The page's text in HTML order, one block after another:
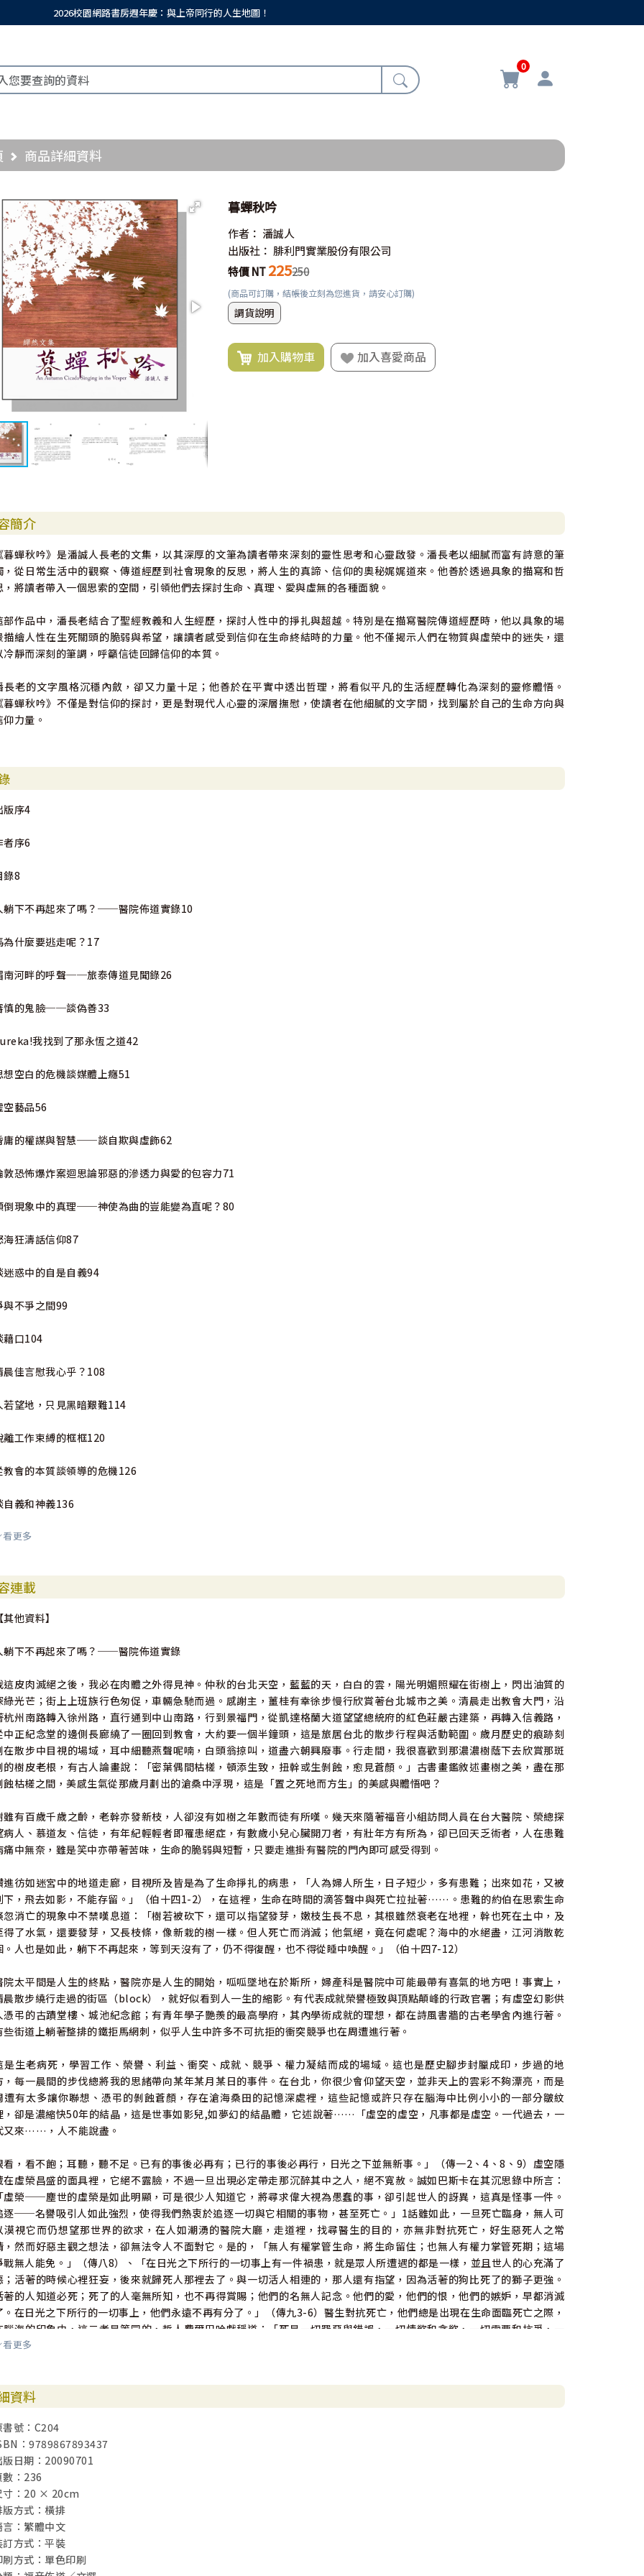
2026校園網路書房週年慶：與上帝同行的人生地圖！
0
商品詳細資料
暮蟬秋吟
作者： 潘誠人
出版社： 腓利門實業股份有限公司
特價 NT225250
(商品可訂購，結帳後立刻為您進貨，請安心訂購)
調貨說明
加入購物車 加入喜愛商品
簡介
暮蟬秋吟》是潘誠人長老的文集，以其深厚的文筆為讀者帶來深刻的靈性思考和心靈啟發。潘長老以細膩而富有詩意的筆
，從日常生活中的觀察、傳道經歷到社會現象的反思，將人生的真諦、信仰的奧秘娓娓道來。他善於透過具象的描寫和哲
，將讀者帶入一個思索的空間，引領他們去探討生命、真理、愛與虛無的各種面貌。
部作品中，潘長老結合了聖經教義和人生經歷，探討人性中的掙扎與超越。特別是在描寫醫院傳道經歷時，他以具象的場
描繪人性在生死關頭的脆弱與希望，讓讀者感受到信仰在生命終結時的力量。他不僅揭示人們在物質與虛榮中的迷失，還
冷靜而深刻的筆調，呼籲信徒回歸信仰的本質。
長老的文字風格沉穩內斂，卻又力量十足；他善於在平實中透出哲理，將看似平凡的生活經歷轉化為深刻的靈修體悟。
暮蟬秋吟》不僅是對信仰的探討，更是對現代人心靈的深層撫慰，使讀者在他細膩的文字間，找到屬於自己的生命方向與
仰力量。
版序4
者序6
錄8
躺下不再起來了嗎？──醫院佈道實錄10
為什麼要逃走呢？17
南河畔的呼聲──旅泰傳道見聞錄26
慎的鬼臉──談偽善33
我找到了那永恆之道42
想空白的危機談媒體上癮51
空藝品56
庸的權謀與智慧──談自欺與虛飾62
敦恐怖爆炸案迴思論邪惡的滲透力與愛的包容力71
倒現象中的真理──神使為曲的豈能變為直呢？80
海狂濤話信仰87
迷惑中的自是自義94
與不爭之間99
藉口104
晨佳言慰我心乎？108
若望地，只見黑暗艱難114
離工作束縛的框框120
教會的本質談領導的危機126
自義和神義136
怒147
離中的盼望158
典的歲月178
切的存在182
化的剎那──談片刻與永恆的關係188
恐懼中釋放──談寬容200
權力的瑪那VS生命的嗎哪208
憂愁216
理必教你們得以自由225
愛心為教會國家代禱232
看更多
連載
其他資料】
躺下不再起來了嗎？──醫院佈道實錄
這皮肉滅絕之後，我必在肉體之外得見神。仲秋的台北天空，藍藍的天，白白的雲，陽光明媚照耀在街樹上，閃出油質的
綠光芒；街上上班族行色匆促，車輛急馳而過。感謝主，薑桂有幸徐步慢行欣賞著台北城市之美。清晨走出教會大門，沿
杭州南路轉入徐州路，直行通到中山南路，行到景福門，從凱達格蘭大道望望總統府的紅色莊嚴古建築，再轉入信義路，
中正紀念堂的邊側長廊繞了一圈回到教會，大約要一個半鐘頭，這是旅居台北的散步行程與活動範圍。歲月歷史的痕跡刻
在散步中目視的場域，耳中細聽燕聲呢喃，白頭翁掠叫，道盡六朝興廢事。行走間，我很喜歡到那濃濃樹蔭下去欣賞那斑
的樹皮老根，有古人論畫說：「密葉偶間枯槎，頓添生致，扭幹或生剝蝕，愈見蒼顏。」古書畫鑑敘述畫樹之美，盡在那
蝕枯槎之間，美感生氣從那歲月劃出的滄桑中浮現，這是「置之死地而方生」的美感與體悟吧？
雖有百歲千歲之齡，老幹亦發新枝，人卻沒有如樹之年數而徒有所嘆。幾天來隨著福音小組訪問人員在台大醫院、榮總探
病人、慕道友、信徒，有年紀輕輕者即罹患絕症，有數歲小兒心臟開刀者，有壯年方有所為，卻已回天乏術者，人在患難
痛中無奈，雖是笑中亦帶著苦味，生命的脆弱與短暫，只要走進掛有醫院的門內即可感受得到。
進彷如迷宮中的地道走廊，目視所及皆是為了生命掙扎的病患，「人為婦人所生，日子短少，多有患難；出來如花，又被
下，飛去如影，不能存留。」（伯十四1-2），在這裡，生命在時間的滴答聲中與死亡拉扯著……。患難的約伯在思索生命
忽消亡的現象中不禁嘆息道：「樹若被砍下，還可以指望發芽，嫩枝生長不息，其根雖然衰老在地裡，幹也死在土中，及
得了水氣，還要發芽，又長枝條，像新栽的樹一樣。但人死亡而消滅；他氣絕，竟在何處呢？海中的水絕盡，江河消散乾
。人也是如此，躺下不再起來，等到天沒有了，仍不得復醒，也不得從睡中喚醒。」（伯十四7-12）
院太平間是人生的終點，醫院亦是人生的開始，呱呱墜地在於斯所，婦產科是醫院中可能最帶有喜氣的地方吧！事實上，
晨散步繞行走過的街區（block），就好似看到人一生的縮影。有代表成就榮譽極致與頂點顛峰的行政官署；有虛空幻影供
憑弔的古蹟堂樓、城池紀念館；有青年學子艷羨的最高學府，其內學術成就的理想，都在詩風書牆的古老學舍內進行著。
些街道上躺著整排的鐵拒馬網刺，似乎人生中許多不可抗拒的衝突競爭也在周遭進行著。
是生老病死，學習工作、榮譽、利益、衝突、成就、競爭、權力凝結而成的場域。這也是歷史腳步封臘成印，步過的地
，每一晨間的步伐總將我的思緒帶向某年某月某日的事件。在台北，你很少會仰望天空，並非天上的雲彩不夠漂亮，而是
遭有太多讓你聯想、憑弔的剝蝕蒼顏，存在滄海桑田的記憶深處裡，這些記憶或許只存在腦海中比例小小的一部分皺紋
，卻是濃縮快50年的結晶，這是世事如影兒,如夢幻的結晶體，它述說著……「虛空的虛空，凡事都是虛空。一代過去，一
又來……，人不能說盡。
看，看不飽；耳聽，聽不足。已有的事後必再有；已行的事後必再行，日光之下並無新事。」（傳一2、4、8、9）虛空隱
在虛榮昌盛的面具裡，它絕不露臉，不過一旦出現必定帶走那沉醉其中之人，絕不寬赦。誠如巴斯卡在其沉思錄中所言：
虛榮──塵世的虛榮是如此明顯，可是很少人知道它，將尋求偉大視為愚蠢的事，卻引起世人的訝異，這真是怪事一件。
逐──名譽吸引人如此強烈，使得我們熱衷於追逐一切與它相關的事物，甚至死亡。」1話雖如此，一旦死亡臨身，無人可
漠視它而仍想望那世界的欲求，在人如潮湧的醫院大廳，走道裡，找尋醫生的目的，亦無非對抗死亡，好生惡死人之常
，然而好惡主觀之想法，卻無法令人不面對它。是的，「無人有權掌管生命，將生命留住；也無人有權力掌管死期；這場
戰無人能免。」（傳八8）、「在日光之下所行的一切事上有一件禍患，就是眾人所遭遇的都是一樣，並且世人的心充滿了
；活著的時候心裡狂妄，後來就歸死人那裡去了。與一切活人相連的，那人還有指望，因為活著的狗比死了的獅子更強。
著的人知道必死；死了的人毫無所知，也不再得賞賜；他們的名無人記念。他們的愛，他們的恨，他們的嫉妒，早都消滅
。在日光之下所行的一切事上，他們永遠不再有分了。」（傳九3-6）醫生對抗死亡，他們總是出現在生命面臨死亡之際，
腦海的印象中，這二者是等同的，哲人費爾巴哈戲稱道：「死是一切罪惡與錯誤，一切情慾和貪慾，一切需要和抗爭，一
苦難和悲痛的否定、終端。
妄想」的心靈醫生，催促那一絲絲的悔意與轉念，釋放與解脫……。不過，大部分的人，此時也不期盼醫生了，他們期盼
是救恩、信仰……。
過一道走廊，在室外等著，帶領的姊妹低聲說，等護士處理醫療過程後再進去。她說：「這位是工程師，正當有為，長官
重，許多公司等待挖角，但一發現腦長腫瘤，就醫及今，已呈彌留狀態，意識不太清楚，但家屬願意談道，接受福音。」
她細心的記錄著資料，溫柔慈祥的關懷問候，靈巧地介入談話，我心感動著。介紹問候後，筆者把握機會將主耶穌的救恩
點說明，講解中見其認真期盼的眼神，知他願意接受，即建議禱告倚靠主，患者願意禱告，口頌「哈利路亞，讚美主耶
」，主憐憫，有聖靈感動，道別之時，他手緊緊握著，精神、眼神皆有力量，眾人皆感詫異。
一女病患腸癌開刀，是其他教會信徒，熟練聖經，前未曾聞本會福音。傳道上次來過，按手禱告中，已得聖靈，道理上尚
所悉。一到病房，真是「患難見真情」，患者幾個姊妹都在場，寒暄中方知是某弟兄之同事，倍覺親切溫馨，筆者把握機
看更多
資料
書號：C204
：9789867893437
版日期：20090701
數：236
寸：20 × 20cm
版方式：橫排
言：繁體中文
訂方式：平裝
刷方式：單色印刷